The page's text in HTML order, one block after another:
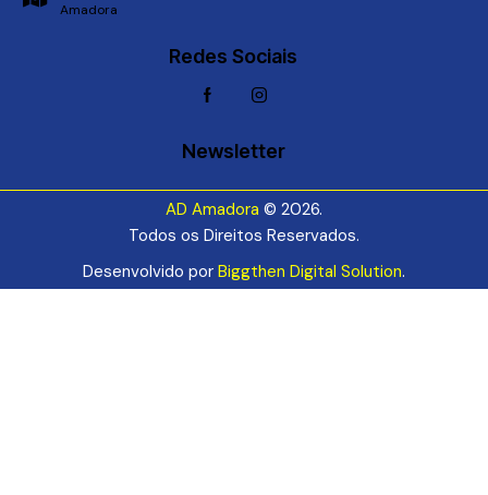
Amadora
Redes Sociais
Newsletter
AD Amadora © 2026.
Todos os Direitos Reservados.
Desenvolvido por Biggthen Digital Solution.